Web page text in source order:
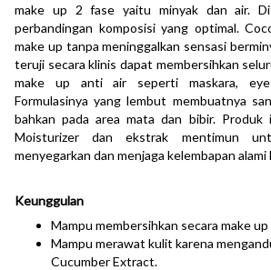
make up 2 fase yaitu minyak dan air.
perbandingan komposisi yang optimal.
make up tanpa meninggalkan sensasi
teruji secara klinis dapat membersihkan
make up anti air seperti maskara,
Formulasinya yang lembut membuatnya
bahkan pada area mata dan bibir. Produk
Moisturizer dan ekstrak mentimun
menyegarkan dan menjaga kelembapan alami
Keunggulan
Mampu membersihkan secara make
Mampu merawat kulit karena
Cucumber Extract.